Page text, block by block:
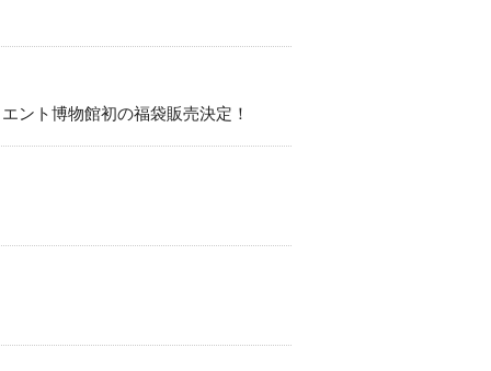
ント博物館初の福袋販売決定！